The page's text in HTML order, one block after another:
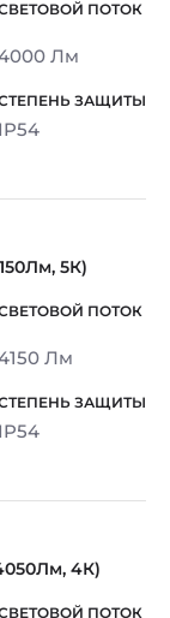
Лм
IP54
5К)
Лм
IP54
4К)